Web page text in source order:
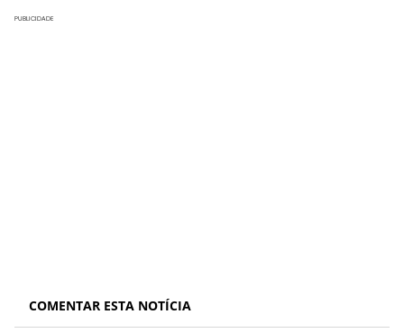
PUBLICIDADE
COMENTAR ESTA NOTÍCIA